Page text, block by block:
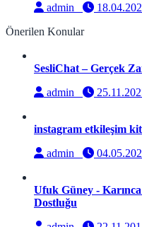
admin
Önerilen Konular
SesliChat – Gerçek
admin
instagram etkileşim
admin
Ufuk Güney -
Dostluğu